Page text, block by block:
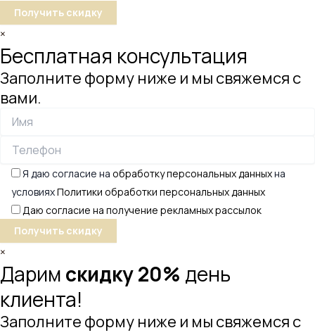
×
Бесплатная консультация
Заполните форму ниже и мы свяжемся с
вами.
Я даю согласие на обработку персональных данныхна
условияхПолитики обработки персональных данных
Даю согласие на получение рекламных рассылок
×
Дарим скидку 20% день
клиента!
Заполните форму ниже и мы свяжемся с